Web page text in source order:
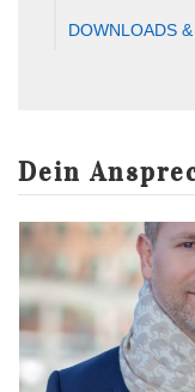
DOWNLOADS
Dein